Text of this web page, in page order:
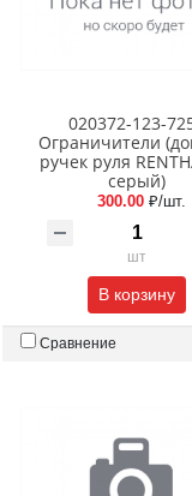
020372-123-
Ограничители
ручек руля
серый)
300.00 ₽/шт.
шт
В корзину
Сравнение